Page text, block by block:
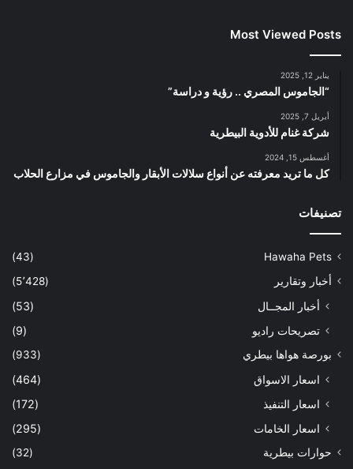
Most Viewed Posts
يناير 12, 2025
“الجاموس المصري .. رؤية و دراسة”
أبريل 7, 2025
شركة غنام للأدوية البيطرية
أغسطس 15, 2024
كل ما تريد معرفته عن أنواع سلالات الأبقار والجاموس في مزارع الحلاب
تصنيفات
Hawaha Pets
(43)
أخبار وتقارير
(5٬428)
أخبار المجــال
(53)
تصريحات راديو
(9)
بورصة هواها بيطري (933)
اسعار الاسواق
(464)
اسعار التنفيذ
(172)
اسعار الخامات
(295)
حوارات بيطرية
(32)